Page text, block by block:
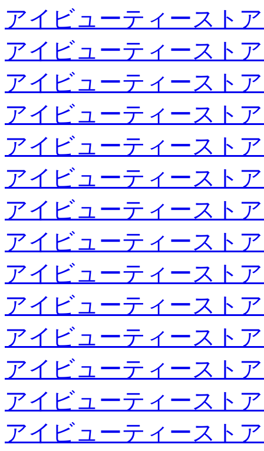
アイビューティースト
アイビューティースト
アイビューティースト
アイビューティースト
アイビューティースト
アイビューティースト
アイビューティースト
アイビューティースト
アイビューティースト
アイビューティースト
アイビューティースト
アイビューティースト
アイビューティースト
アイビューティースト